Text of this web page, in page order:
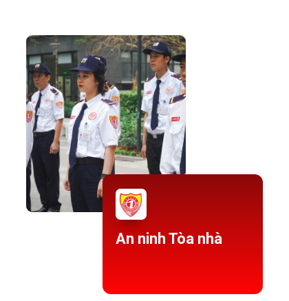
An ninh Tòa nhà